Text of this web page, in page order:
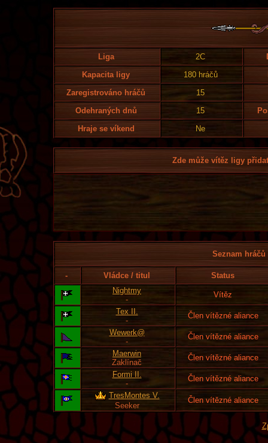
Liga 2C
Kapacita ligy
180 hráčů
Zaregistrováno hráčů
15
Odehraných dnů
15
Hraje se víkend
Ne
Zde může vítěz ligy
Seznam
- Vládce / titul
Status
Nightmy
-
Vítěz
Tex II.
-
Člen vítězné aliance
Wewerk@
-
Člen vítězné aliance
Maerwin
Zaklínač
Člen vítězné aliance
Formi II.
-
Člen vítězné aliance
TresMontes V.
Seeker
Člen vítězné aliance